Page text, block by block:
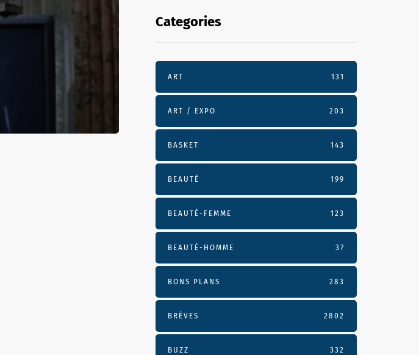
Categories
ART 131
ART / EXPO 203
BASKET 143
BEAUTÉ 199
BEAUTÉ-FEMME 123
BEAUTÉ-HOMME 37
BONS PLANS 283
BRÈVES 2802
BUZZ 332